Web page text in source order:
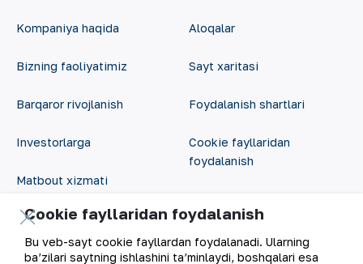
Kompaniya haqida
Bizning faoliyatimiz
Barqaror rivojlanish
Investorlarga
Matbout xizmati
Karyera
Raqamli hukumat
Aloqalar
Sayt xaritasi
Foydalanish shartlari
Cookie fayllaridan
foydalanish
RSS feed
Cookie fayllaridan foydalanish
Bu veb-sayt cookie fayllardan foydalanadi. Ularning
ba’zilari saytning ishlashini ta’minlaydi, boshqalari esa